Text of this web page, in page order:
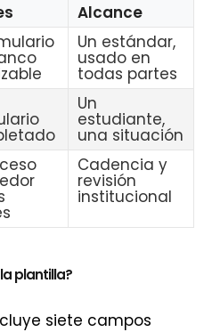
Alcance
Un estándar,
usado en
todas partes
Un
estudiante,
una situación
Cadencia y
revisión
institucional
plantilla?
siete campos